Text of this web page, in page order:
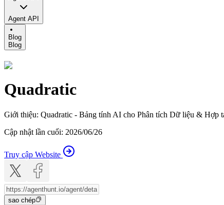
Agent API
Blog
Blog
Quadratic
Giới thiệu: Quadratic - Bảng tính AI cho Phân tích Dữ liệu & Hợp
Cập nhật lần cuối: 2026/06/26
Truy cập Website
sao chép